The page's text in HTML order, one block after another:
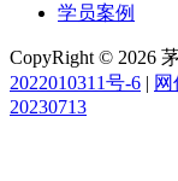
学员案例
CopyRight © 2026
2022010311号-6 | 网
20230713